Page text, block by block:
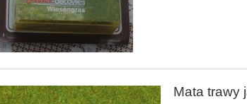
Mata trawy